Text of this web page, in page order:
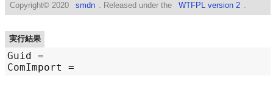
Copyright© 2020 smdn . Released under the WTFPL version 2 .
実行結果
Guid =